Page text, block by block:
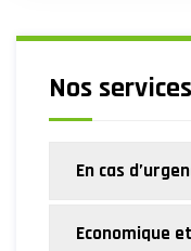
Nos services
En cas
Economique